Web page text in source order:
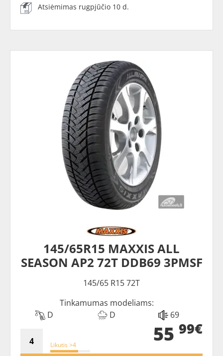
Atsiėmimas rugpjūčio 10 d.
145/65R15 MAXXIS ALL
SEASON AP2 72T DDB69 3PMSF
145/65 R15 72T
Tinkamumas modeliams:
D
D 69
Likutis >4 55 99€